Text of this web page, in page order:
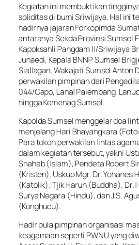
Kegiatan ini membuktikan
soliditas di bumi Sriwijaya. Hal ini
hadirnya jajaran Forkopimda
antaranya Sekda Provinsi Sumsel
Kapoksahli Pangdam II/Sriwijaya
Junaedi, Kepala BNNP Sumsel
Siallagan, Wakajati Sumsel Anton
perwakilan pimpinan dari
044/Gapo, Lanal Palembang,
hingga Kemenag Sumsel.
Kapolda Sumsel menggelar doa
menjelang Hari Bhayangkara
Para tokoh perwakilan lintas
dalam kegiatan tersebut, yakni
Shahab (Islam), Pendeta Robert
(Kristen), Uskup Mgr. Dr. Yohanes
(Katolik), Tjik Harun (Buddha), Dr.
Surya Negara (Hindu), dan J.S.
(Konghucu).
Hadir pula pimpinan organisasi
keagamaan seperti PWNU yang